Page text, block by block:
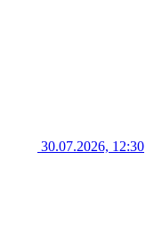
30.07.2026, 12:30